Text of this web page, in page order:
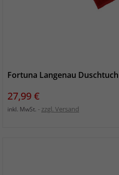
Fortuna Langenau Duschtuch
Preis
27,99 €
inkl. MwSt. zzgl. Versand